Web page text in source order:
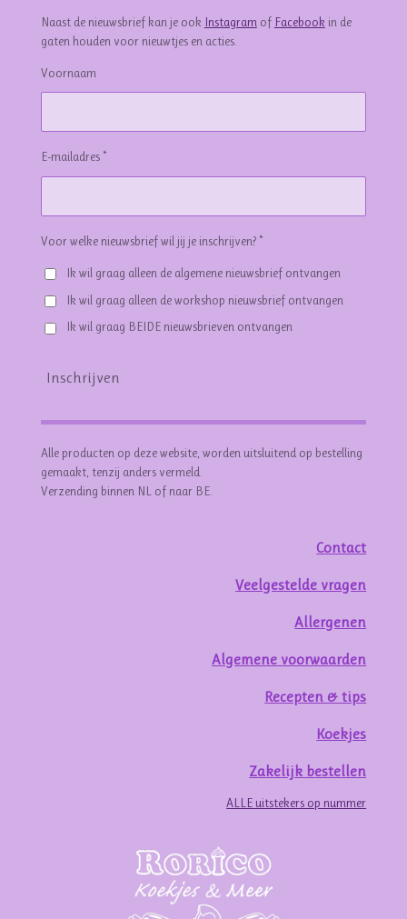
Naast de nieuwsbrief kan je ook Instagram of Facebook in de
gaten houden voor nieuwtjes en acties.
Voornaam
E-mailadres *
Voor welke nieuwsbrief wil jij je inschrijven? *
Ik wil graag alleen de algemene nieuwsbrief ontvangen
Ik wil graag alleen de workshop nieuwsbrief ontvangen
Ik wil graag BEIDE nieuwsbrieven ontvangen
Inschrijven
Alle producten op deze website, worden uitsluitend op bestelling
gemaakt, tenzij anders vermeld.
Verzending binnen NL of naar BE.
Contact
Veelgestelde vragen
Allergenen
Algemene voorwaarden
Recepten & tips
Koekjes
Zakelijk bestellen
ALLE uitstekers op nummer